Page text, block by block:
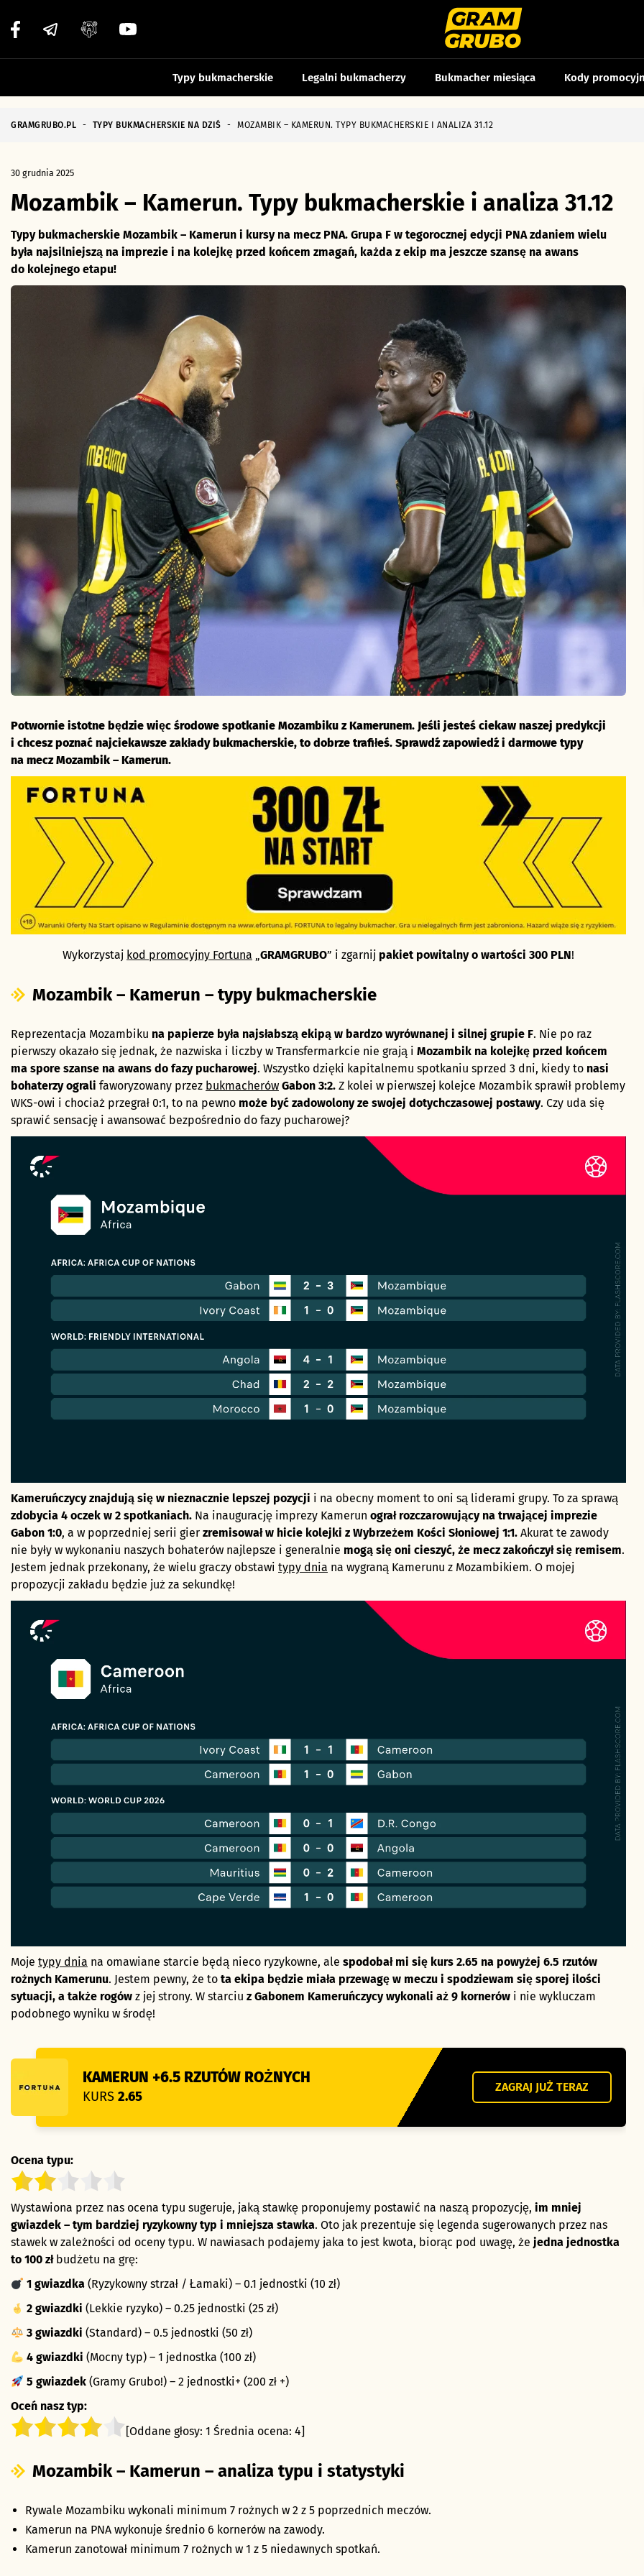
Typy bukmacherskie Legalni bukmacherzy Bukmacher miesiąca Kody
GRAMGRUBO.PL - TYPY BUKMACHERSKIE NA DZIŚ - MOZAMBIK – KAMERUN. TYPY BUKMACHERSKIE I ANALIZA 31.12
30 grudnia 2025
Mozambik – Kamerun. Typy bukmacherskie i analiza 31.12
Typy bukmacherskie Mozambik – Kamerun i kursy na mecz PNA. Grupa F w tegorocznej edycji PNA zdaniem wielu
była najsilniejszą na imprezie i na kolejkę przed końcem zmagań, każda z ekip ma jeszcze szansę na awans
do kolejnego etapu!
Potwornie istotne będzie więc środowe spotkanie Mozambiku z Kamerunem. Jeśli jesteś ciekaw naszej predykcji
i chcesz poznać najciekawsze zakłady bukmacherskie, to dobrze trafiłeś. Sprawdź zapowiedź i darmowe typy
na mecz Mozambik – Kamerun.
Wykorzystaj kod promocyjny Fortuna „GRAMGRUBO” i zgarnij pakiet powitalny o wartości 300 PLN!
Mozambik – Kamerun – typy bukmacherskie
Reprezentacja Mozambiku na papierze była najsłabszą ekipą w bardzo wyrównanej i silnej grupie F. Nie po raz
pierwszy okazało się jednak, że nazwiska i liczby w Transfermarkcie nie grają i Mozambik na kolejkę przed końcem
ma spore szanse na awans do fazy pucharowej. Wszystko dzięki kapitalnemu spotkaniu sprzed 3 dni, kiedy to nasi
bohaterzy ograli faworyzowany przez bukmacherów Gabon 3:2. Z kolei w pierwszej kolejce Mozambik sprawił problemy
WKS-owi i chociaż przegrał 0:1, to na pewno może być zadowolony ze swojej dotychczasowej postawy. Czy uda się
sprawić sensację i awansować bezpośrednio do fazy pucharowej?
Kameruńczycy znajdują się w nieznacznie lepszej pozycji i na obecny moment to oni są liderami grupy. To za sprawą
zdobycia 4 oczek w 2 spotkaniach. Na inaugurację imprezy Kamerun ograł rozczarowujący na trwającej imprezie
Gabon 1:0, a w poprzedniej serii gier zremisował w hicie kolejki z Wybrzeżem Kości Słoniowej 1:1. Akurat te zawody
nie były w wykonaniu naszych bohaterów najlepsze i generalnie mogą się oni cieszyć, że mecz zakończył się remisem.
Jestem jednak przekonany, że wielu graczy obstawi typy dnia na wygraną Kamerunu z Mozambikiem. O mojej
propozycji zakładu będzie już za sekundkę!
Moje typy dnia na omawiane starcie będą nieco ryzykowne, ale spodobał mi się kurs 2.65 na powyżej 6.5 rzutów
rożnych Kamerunu. Jestem pewny, że to ta ekipa będzie miała przewagę w meczu i spodziewam się sporej ilości
sytuacji, a także rogów z jej strony. W starciu z Gabonem Kameruńczycy wykonali aż 9 kornerów i nie wykluczam
podobnego wyniku w środę!
KAMERUN +6.5 RZUTÓW ROŻNYCH
KURS 2.65
ZAGRAJ JUŻ TERAZ
Ocena typu:
Wystawiona przez nas ocena typu sugeruje, jaką stawkę proponujemy postawić na naszą propozycję, im mniej
gwiazdek – tym bardziej ryzykowny typ i mniejsza stawka. Oto jak prezentuje się legenda sugerowanych przez nas
stawek w zależności od oceny typu. W nawiasach podajemy jaka to jest kwota, biorąc pod uwagę, że jedna jednostka
to 100 złbudżetu na grę:
1 gwiazdka (Ryzykowny strzał / Łamaki) – 0.1 jednostki (10 zł)
2 gwiazdki (Lekkie ryzyko) – 0.25 jednostki (25 zł)
3 gwiazdki (Standard) – 0.5 jednostki (50 zł)
4 gwiazdki (Mocny typ) – 1 jednostka (100 zł)
5 gwiazdek (Gramy Grubo!) – 2 jednostki+ (200 zł +)
Oceń nasz typ:
[Oddane głosy: 1 Średnia ocena: 4]
Mozambik – Kamerun – analiza typu i statystyki
Rywale Mozambiku wykonali minimum 7 rożnych w 2 z 5 poprzednich meczów.
Kamerun na PNA wykonuje średnio 6 kornerów na zawody.
Kamerun zanotował minimum 7 rożnych w 1 z 5 niedawnych spotkań.